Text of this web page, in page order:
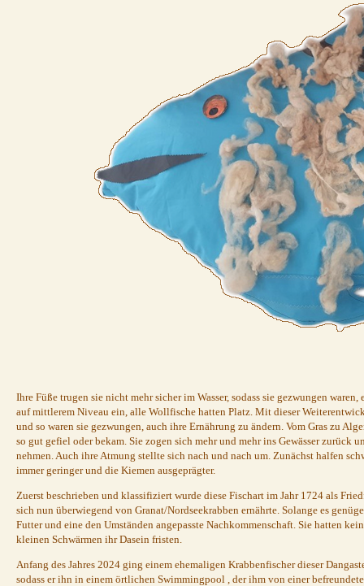
Ihre Füße trugen sie nicht mehr sicher im Wasser, sodass sie gezwungen
auf mittlerem Niveau ein, alle Wollfische hatten Platz. Mit dieser
und so waren sie gezwungen, auch ihre Ernährung zu ändern. Vom Gras zu
so gut gefiel oder bekam. Sie zogen sich mehr und mehr ins Gewässer zurück
nehmen. Auch ihre Atmung stellte sich nach und nach um. Zunächst halfen
immer geringer und die Kiemen ausgeprägter.
Zuerst beschrieben und klassifiziert wurde diese Fischart im Jahr 1724 als
sich nun überwiegend von Granat/Nordseekrabben ernährte. Solange es
Futter und eine den Umständen angepasste Nachkommenschaft. Sie hatten
kleinen Schwärmen ihr Dasein fristen.
Anfang des Jahres 2024 ging einem ehemaligen Krabbenfischer dieser
sodass er ihn in einem örtlichen Swimmingpool , der ihm von einer